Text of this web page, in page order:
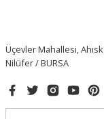
Üçevler Mahallesi,
Nilüfer / BURSA